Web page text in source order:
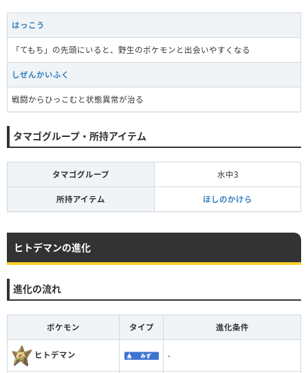
はっこう
「てもち」の先頭にいると、野生のポケモンと出会いやすくなる
しぜんかいふく
戦闘からひっこむと状態異常が治る
タマゴグループ・所持アイテム
タマゴグループ 水中3
所持アイテム ほしのかけら
ヒトデマンの進化
進化の流れ
ポケモン タイプ 進化条件
ヒトデマン -